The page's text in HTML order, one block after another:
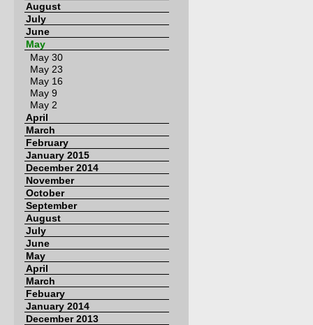
August
July
June
May
May 30
May 23
May 16
May 9
May 2
April
March
February
January 2015
December 2014
November
October
September
August
July
June
May
April
March
Febuary
January 2014
December 2013